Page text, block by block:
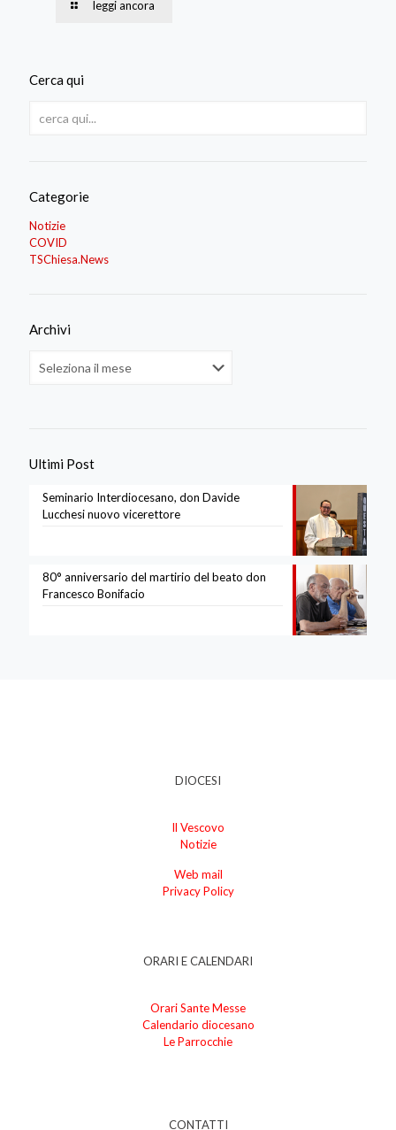
leggi ancora
Cerca qui
Categorie
Notizie
COVID
TSChiesa.News
Archivi
Ultimi Post
Seminario Interdiocesano, don Davide
Lucchesi nuovo vicerettore
80° anniversario del martirio del beato don
Francesco Bonifacio
DIOCESI
Il Vescovo
Notizie
Web mail
Privacy Policy
ORARI E CALENDARI
Orari Sante Messe
Calendario diocesano
Le Parrocchie
CONTATTI